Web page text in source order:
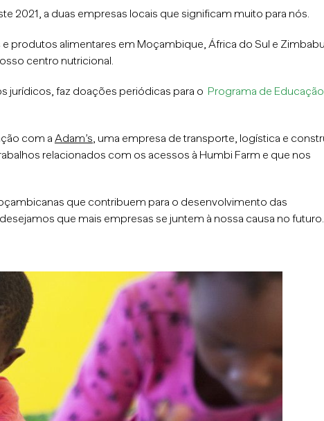
2021, a duas empresas locais que significam muito para nós.
produtos alimentares em Moçambique, África do Sul e
centro nutricional.
jurídicos, faz doações periódicas para o Programa de Educação
com a Adam’s, uma empresa de transporte, logística e
relacionados com os acessos à Humbi Farm e que nos
que contribuem para o desenvolvimento das
que mais empresas se juntem à nossa causa no futuro.